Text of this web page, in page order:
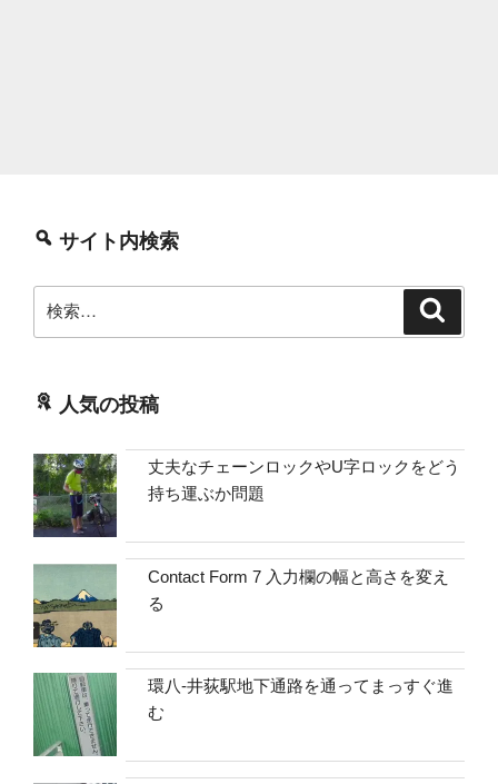
サイト内検索
索:
人気の投稿
丈夫なチェーンロックやU字ロックをどう
持ち運ぶか問題
Contact Form 7 入力欄の幅と高さを変え
る
環八-井荻駅地下通路を通ってまっすぐ進
む